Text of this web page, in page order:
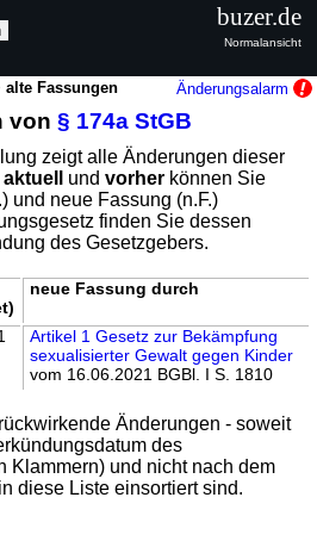
alte Fassungen Änderungsalarm
von§ 174a StGB
zeigt alle Änderungen dieser
aktuell undvorher können Sie
und neue Fassung (n.F.)
finden Sie dessen
des Gesetzgebers.
neue Fassung durch
Artikel 1 Gesetz zur Bekämpfung
sexualisierter Gewalt gegen Kinder
vom 16.06.2021 BGBl. I S. 1810
Änderungen - soweit
des
Klammern) und nicht nach dem
diese Liste einsortiert sind.
buzer.de
Normalansicht